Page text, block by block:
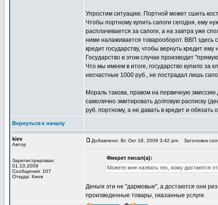
Упростим ситуацию. Портной может сшить
Чтобы портному купить сапоги сегодня, ему
расплачивается за сапоги, а на завтра уже
ними налаживается товарооборот. ВВП здесь
кредит государству, чтобы вернуть кредит
Государство в этом случае производит
Что мы имеем в итоге, государство купило за
несчастные 1000 руб., не пострадал лишь
Мораль такова, правом на первичную
самолично эмитировать долговую расписку
руб. портному, а не давать в кредит и обязать
Вернуться к началу
kiev
Автор
Зарегистрирован:
01.10.2009
Сообщения: 107
Откуда: Киев
Добавлено: Вс Окт 18, 2009 3:42 pm Заголовок
Фикрет писал(а):
Можете мне назвать тех, кому достаются
Деньги эти не "дармовые", а достаются они
произведенные товары, оказанные услуги.